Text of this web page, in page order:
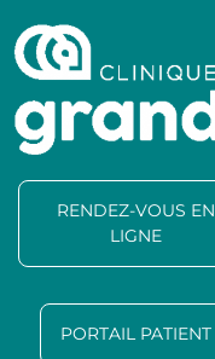
RENDEZ-VOUS EN
LIGNE
PORTAIL PATIENT